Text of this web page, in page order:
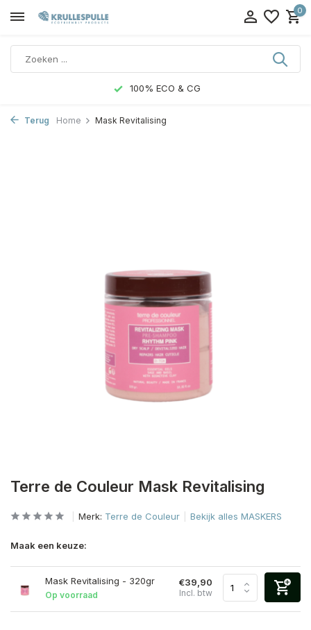
0
100% ECO & CG
Terug Home Mask Revitalising
Terre de Couleur Mask Revitalising
Merk: Terre de Couleur Bekijk alles MASKERS
Maak een keuze:
Mask Revitalising - 320gr
Op voorraad
€39,90
Incl. btw